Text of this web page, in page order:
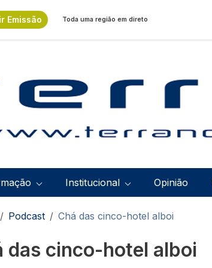
Emissão Toda uma região em direto
principal
Institucional Opinião
estrutural
Podcast Chá das cinco-hotel alboi
das cinco-hotel alboi